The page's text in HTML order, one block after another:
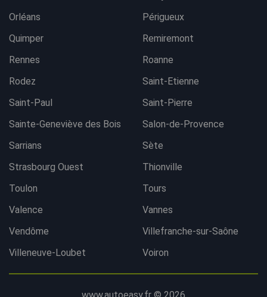
Orléans
Périgueux
Quimper
Remiremont
Rennes
Roanne
Rodez
Saint-Etienne
Saint-Paul
Saint-Pierre
Sainte-Geneviève des Bois
Salon-de-Provence
Sarrians
Sète
Strasbourg Ouest
Thionville
Toulon
Tours
Valence
Vannes
Vendôme
Villefranche-sur-Saône
Villeneuve-Loubet
Voiron
www.autoeasy.fr © 2026